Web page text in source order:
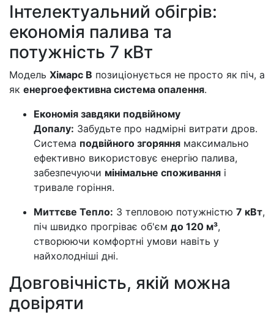
Інтелектуальний обігрів:
економія палива та
потужність 7 кВт
Модель Хімарс В позиціонується не просто як піч, а
як енергоефективна система опалення.
Економія завдяки подвійному
Допалу: Забудьте про надмірні витрати дров.
Система подвійного згоряння максимально
ефективно використовує енергію палива,
забезпечуючи мінімальне споживання і
тривале горіння.
Миттєве Тепло: З тепловою потужністю 7 кВт,
піч швидко прогріває об'єм до 120 м³,
створюючи комфортні умови навіть у
найхолодніші дні.
Довговічність, якій можна
довіряти